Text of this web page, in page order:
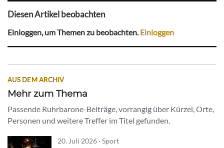
Diesen Artikel beobachten
Einloggen, um Themen zu beobachten.Einloggen
AUS DEM ARCHIV
Mehr zum Thema
Passende Ruhrbarone-Beiträge, vorrangig über Kürzel, Orte,
Personen und weitere Treffer im Titel gefunden.
20. Juli 2026 · Sport